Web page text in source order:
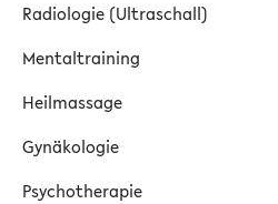
Radiologie (Ultraschall)
Mentaltraining
Heilmassage
Gynäkologie
Psychotherapie